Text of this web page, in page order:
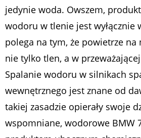
jedynie woda. Owszem,
wodoru w tlenie jest wyłącznie
polega na tym, że powietrze na
nie tylko tlen, a w
Spalanie wodoru w silnikach
wewnętrznego jest znane od
takiej zasadzie opierały swoje
wspomniane, wodorowe BMW